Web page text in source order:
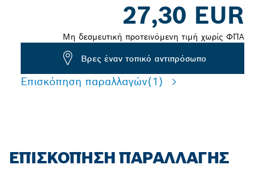
27,30 EUR
Μη δεσμευτική προτεινόμενη τιμή χωρίς ΦΠΑ
Βρες έναν τοπικό αντιπρόσωπο
Επισκόπηση παραλλαγών(1)
ΕΠΙΣΚΌΠΗΣΗ ΠΑΡΑΛΛΑΓΉΣ